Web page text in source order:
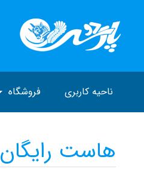
ناحیه کاربری فروشگاه
هاست رایگان